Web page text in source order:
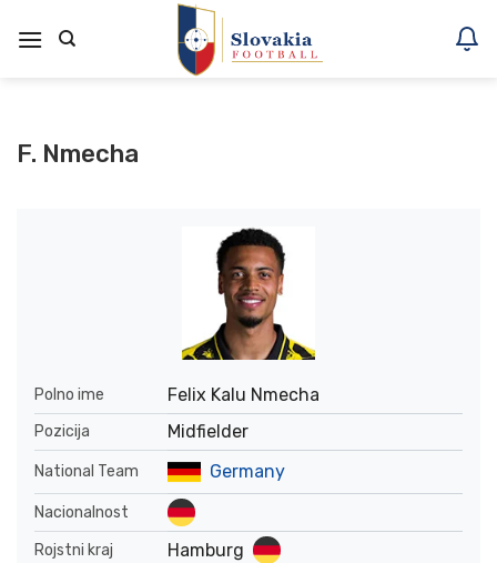
na
F. Nmecha
Polno ime Felix Kalu Nmecha
Pozicija Midfielder
National Team Germany
Nacionalnost
Rojstni kraj
Hamburg